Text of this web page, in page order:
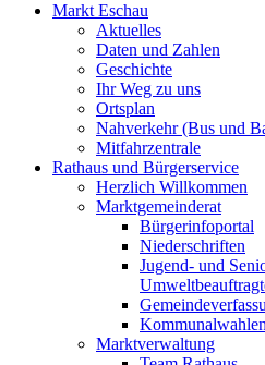
Markt Eschau
Aktuelles
Daten und Zahlen
Geschichte
Ihr Weg zu uns
Ortsplan
Nahverkehr (Bus und
Mitfahrzentrale
Rathaus und Bürgerservice
Herzlich Willkommen
Marktgemeinderat
Bürgerinfoportal
Niederschriften
Jugend- und
Marktverwaltung